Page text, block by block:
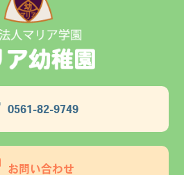
0561-82-9749
お問い合わせ